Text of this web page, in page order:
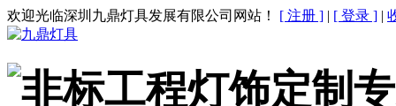
欢迎光临深圳九鼎灯具发展有限公司网站！ [ 注册 ] | [ 登录 ] |